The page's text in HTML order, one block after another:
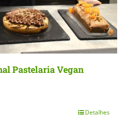
Pastelaria Vegan
Detalhes